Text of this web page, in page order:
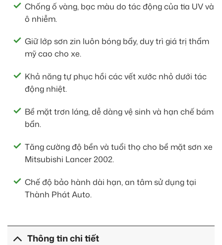
Chống ố vàng, bạc màu do tác động của tia UV và
ô nhiễm.
Giữ lớp sơn zin luôn bóng bẩy, duy trì giá trị thẩm
mỹ cao cho xe.
Khả năng tự phục hồi các vết xước nhỏ dưới tác
động nhiệt.
Bề mặt trơn láng, dễ dàng vệ sinh và hạn chế bám
bẩn.
Tăng cường độ bền và tuổi thọ cho bề mặt sơn xe
Mitsubishi Lancer 2002.
Chế độ bảo hành dài hạn, an tâm sử dụng tại
Thành Phát Auto.
Thông tin chi tiết